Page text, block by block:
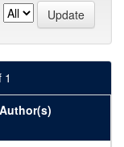
1
Author(s)